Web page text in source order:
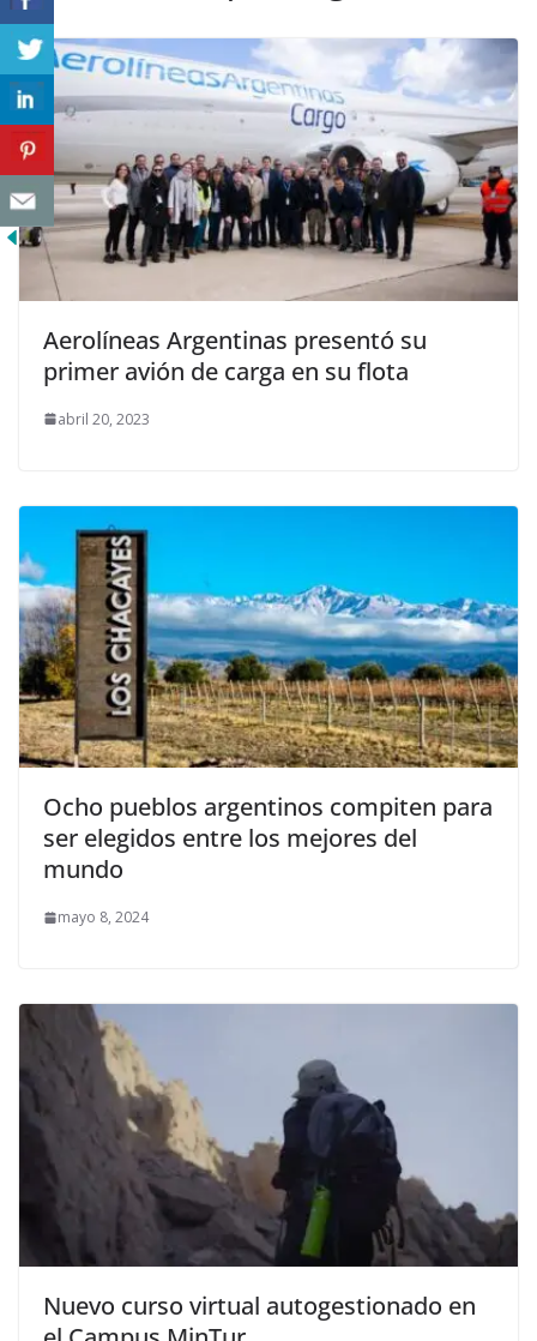
Aerolíneas Argentinas presentó su
primer avión de carga en su flota
abril 20, 2023
Ocho pueblos argentinos compiten para
ser elegidos entre los mejores del
mundo
mayo 8, 2024
Nuevo curso virtual autogestionado en